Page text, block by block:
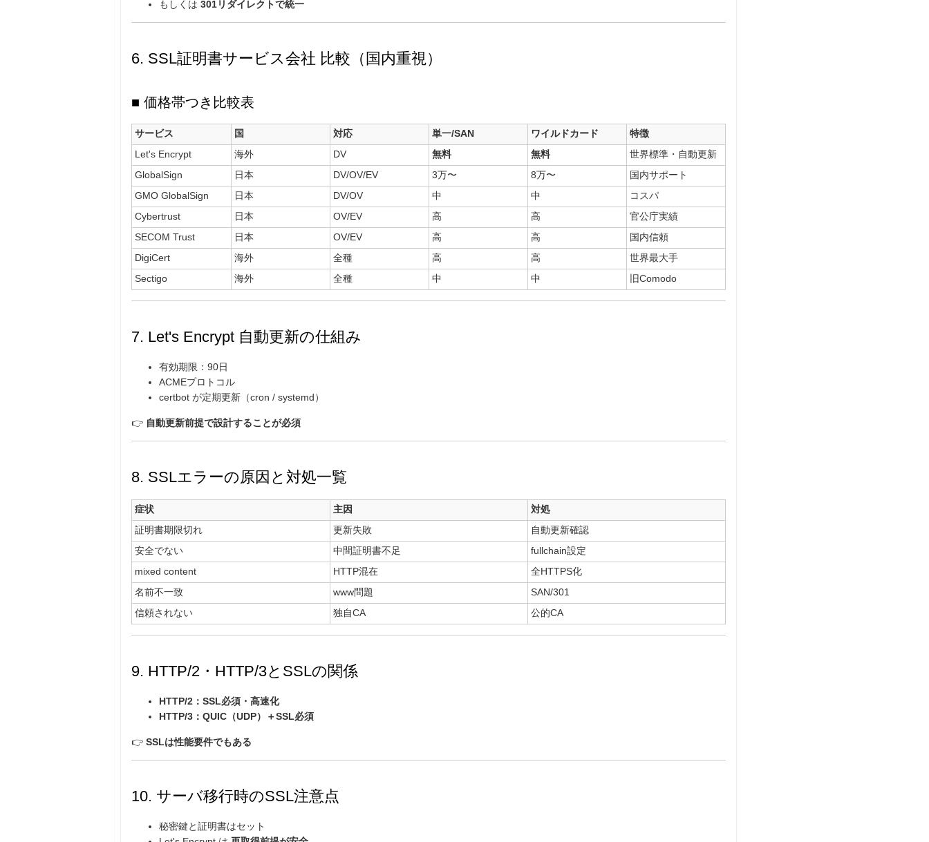
もしくは 301リダイレクトで統一
6. SSL証明書サービス会社 比較（国内重視）
■ 価格帯つき比較表
サービス 国 対応 単一/SAN ワイルドカード
特徴
Let's Encrypt
海外 DV 無料 無料
世界標準・自動更新
GlobalSign
日本 DV/OV/EV 3万〜 8万〜
国内サポート
GMO GlobalSign
日本 DV/OV 中 中
コスパ
Cybertrust
日本 OV/EV 高 高
官公庁実績
SECOM Trust
日本 OV/EV 高 高
国内信頼
DigiCert
海外 全種 高 高
世界最大手
Sectigo
海外 全種 中 中 旧Comodo
7. Let's Encrypt 自動更新の仕組み
有効期限：90日
ACMEプロトコル
certbot が定期更新（cron / systemd）
👉 自動更新前提で設計することが必須
8. SSLエラーの原因と対処一覧
症状 主因
対処
証明書期限切れ
更新失敗
自動更新確認
安全でない
中間証明書不足
fullchain設定
mixed content
HTTP混在
全HTTPS化
名前不一致
www問題
SAN/301
信頼されない
独自CA 公的CA
9. HTTP/2・HTTP/3とSSLの関係
HTTP/2：SSL必須・高速化
HTTP/3：QUIC（UDP）＋SSL必須
👉 SSLは性能要件でもある
10. サーバ移行時のSSL注意点
秘密鍵と証明書はセット